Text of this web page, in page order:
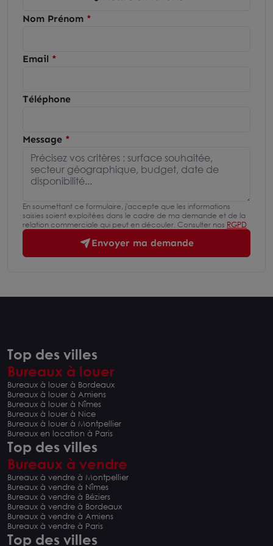
Nom Prénom
Email
Téléphone
Message
En soumettant ce formulaire, j'accepte que les informations
saisies soient exploitées dans le cadre de ma demande et de la
relation commerciale qui peut en découler. Consulter nos RGPD
Envoyer ma demande
Top des villes
Bureaux à louer
Bureaux à louer à Bordeaux
Bureaux à louer à Amiens
Bureaux à louer à Nîmes
Bureaux à louer à Nice
Bureaux à louer à Montpellier
Bureaux en location à Paris
Top des villes
Bureaux à vendre
Bureaux à vendre à Montpellier
Bureaux à vendre à Nîmes
Bureaux à vendre à Béziers
Bureaux à vendre à Bordeaux
Bureaux à vendre à Amiens
Bureaux à vendre à Paris
Top des villes